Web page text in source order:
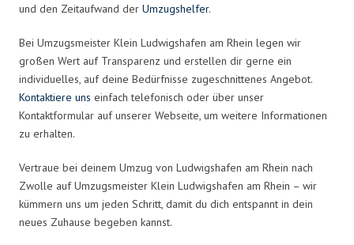
und den Zeitaufwand der Umzugshelfer.
Bei Umzugsmeister Klein Ludwigshafen am Rhein legen wir
großen Wert auf Transparenz und erstellen dir gerne ein
individuelles, auf deine Bedürfnisse zugeschnittenes Angebot.
Kontaktiere uns einfach telefonisch oder über unser
Kontaktformular auf unserer Webseite, um weitere Informationen
zu erhalten.
Vertraue bei deinem Umzug von Ludwigshafen am Rhein nach
Zwolle auf Umzugsmeister Klein Ludwigshafen am Rhein – wir
kümmern uns um jeden Schritt, damit du dich entspannt in dein
neues Zuhause begeben kannst.